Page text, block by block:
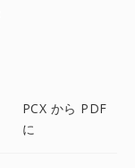
PCX から PDF
に